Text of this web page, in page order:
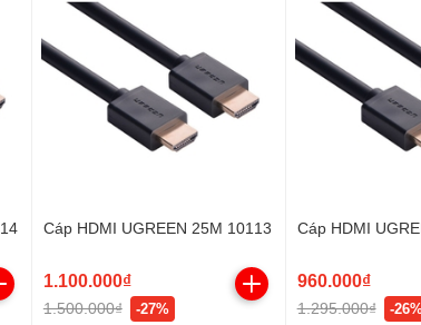
Cáp HDMI UGREEN 25M 10113
1.100.000₫
1.500.000₫ -27%
Cáp HDMI
960.000₫
1.295.000₫ -